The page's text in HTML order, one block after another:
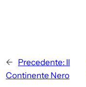
← Precedente: Il
Continente Nero